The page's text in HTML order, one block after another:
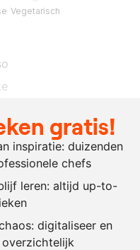
Vegetarisch
noisette
+
gratis!
inspiratie: duizenden
chefs
leren: altijd up-to-
digitaliseer en